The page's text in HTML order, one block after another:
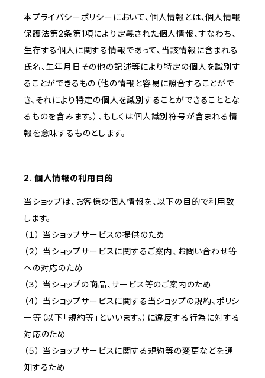
本プライバシーポリシーにおいて、個人情報とは、個人情報
保護法第2条第1項により定義された個人情報、すなわち、
生存する個人に関する情報であって、当該情報に含まれる
氏名、生年月日その他の記述等により特定の個人を識別す
ることができるもの（他の情報と容易に照合することがで
き、それにより特定の個人を識別することができることとな
るものを含みます。）、もしくは個人識別符号が含まれる情
報を意味するものとします。
2. 個人情報の利用目的
当ショップは、お客様の個人情報を、以下の目的で利用致
します。
（１） 当ショップサービスの提供のため
（２） 当ショップサービスに関するご案内、お問い合わせ等
への対応のため
（３） 当ショップの商品、サービス等のご案内のため
（４） 当ショップサービスに関する当ショップの規約、ポリシ
ー等（以下「規約等」といいます。）に違反する行為に対する
対応のため
（５） 当ショップサービスに関する規約等の変更などを通
知するため